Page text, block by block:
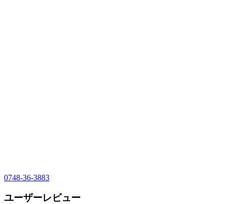
0748-36-3883
ユーザーレビュー